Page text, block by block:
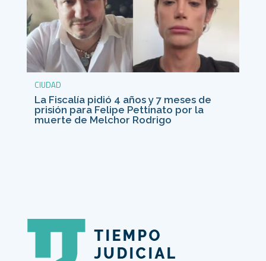
CIUDAD
La Fiscalía pidió 4 años y 7 meses de
prisión para Felipe Pettinato por la
muerte de Melchor Rodrigo